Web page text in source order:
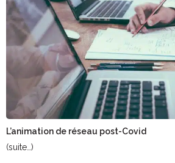
L’animation de réseau post-Covid
(suite…)